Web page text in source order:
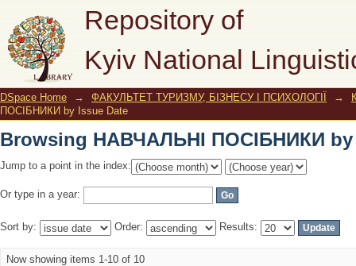
Repository of
Kyiv National
Browsing НАВЧАЛЬНІ ПОСІБНИКИ by
DSpace Home → ФАКУЛЬТЕТ ТУРИЗМУ, БІЗНЕСУ І ПСИХОЛОГІЇ →
ПОСІБНИКИ by Issue Date
Browsing НАВЧАЛЬНІ ПОСІБНИКИ by
Jump to a point in the index:
Or type in a year:
Sort by: Order: Results:
Now showing items 1-10 of 10